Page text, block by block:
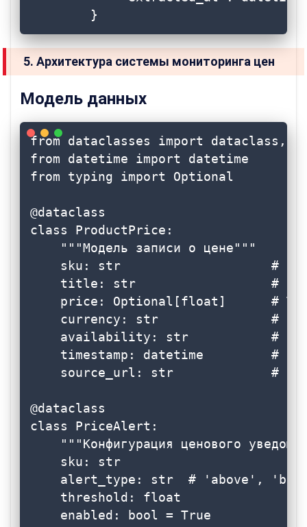
        }
5. Архитектура системы мониторинга цен
Модель данных
from dataclasses import dataclass,
from datetime import datetime
from typing import Optional
@dataclass
class ProductPrice:
    """Модель записи о цене"""
sku: str                    #
title: str                  #
price: Optional[float]      #
currency: str               #
availability: str           #
timestamp: datetime         #
source_url: str             #
@dataclass
class PriceAlert:
"""Конфигурация ценового
    sku: str
alert_type: str  # 'above',
    threshold: float
    enabled: bool = True